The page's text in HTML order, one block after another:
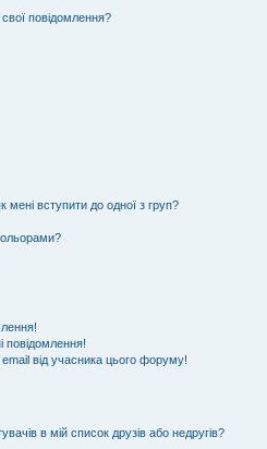
повідомлення?
мені вступити до одної з груп?
повідомлення!
від учасника цього форуму!
в мій список друзів або недругів?